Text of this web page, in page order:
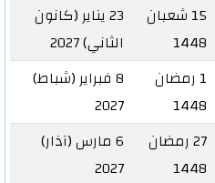
15 شعبان
1448
23 يناير (كانون
الثاني) 2027
1 رمضان
1448
8 فبراير (شباط)
2027
27 رمضان
1448
6 مارس (آذار)
2027